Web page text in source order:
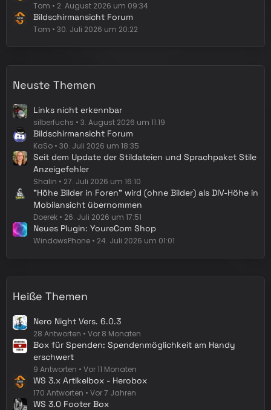
Tom 2. August 2026 um 09:34
Bildschirmansicht Forum
Tom 30. Juli 2026 um 20:22
Neuste Themen
Links nicht erkennbar
silberfuchs 3. August 2026 um 11:19
Bildschirmansicht Forum
KaSo 30. Juli 2026 um 18:35
Seit dem Update der Stildateien und Sprachpaket Stile
Anzeigefehler
Shalin 27. Juli 2026 um 16:10
"Höhe Bilder in Foren" wird (ohne Bilder) als DIV-Höhe in
Mobilansicht übernommen
Doerek 26. Juli 2026 um 17:51
Neues Plugin: YoureCom Shop
WindowsPhone 24. Juli 2026 um 01:01
Heiße Themen
Nero Night Vers. 6.0.3
28 Antworten Vor 8 Monaten
Box für Spenden: Spendenmöglichkeit am Handy
erschwert
9 Antworten Vor 11 Monaten
WS 3.x Artikelbox - Herobox
170 Antworten Vor 7 Jahren
WS 3.0 Footer Box